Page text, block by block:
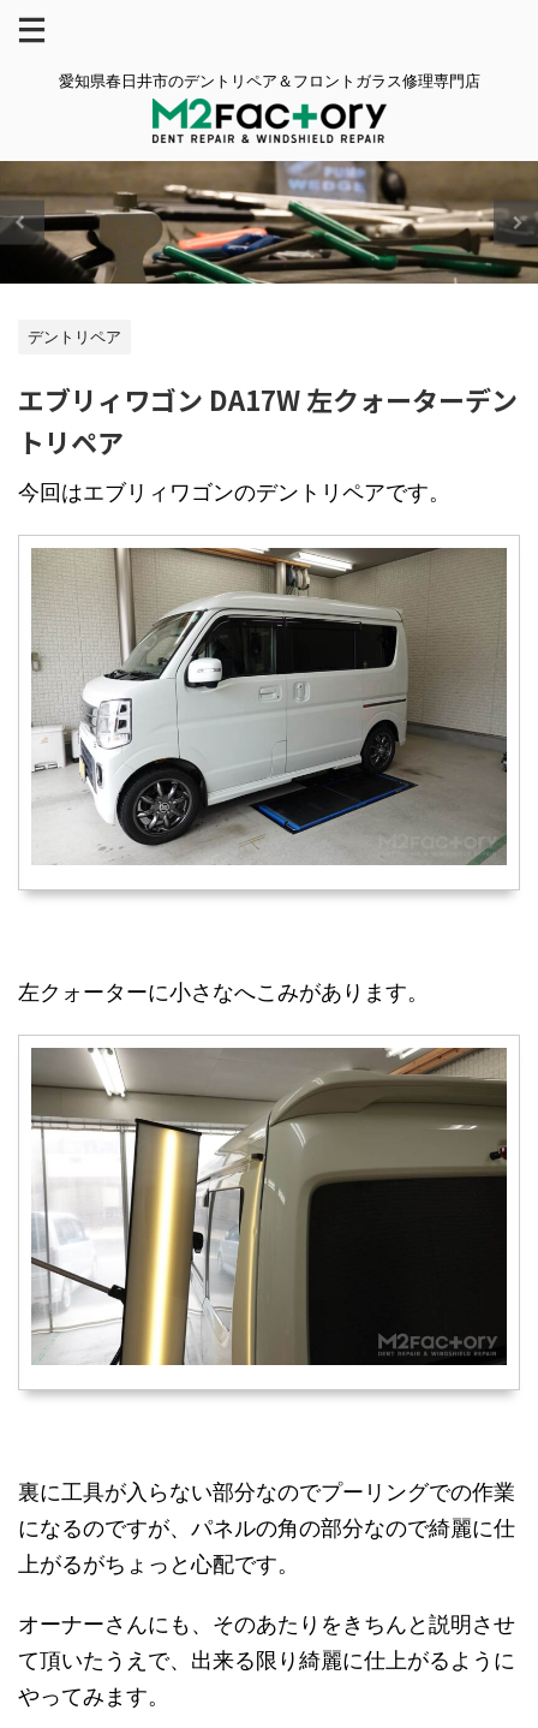
愛知県春日井市のデントリペア＆フロントガラス修理専門店
デントリペア
エブリィワゴン DA17W 左クォーターデン
トリペア
今回はエブリィワゴンのデントリペアです。
左クォーターに小さなへこみがあります。
裏に工具が入らない部分なのでプーリングでの作業
になるのですが、パネルの角の部分なので綺麗に仕
上がるがちょっと心配です。
オーナーさんにも、そのあたりをきちんと説明させ
て頂いたうえで、出来る限り綺麗に仕上がるように
やってみます。